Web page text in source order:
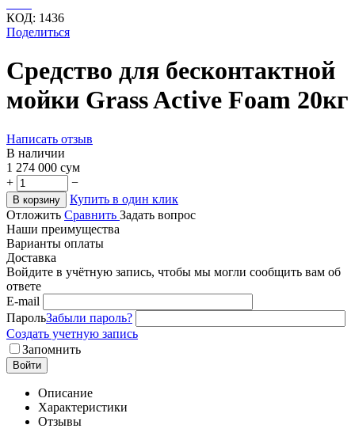
КОД: 1436
Поделиться
Cредство для бесконтактной
мойки Grass Active Foam 20кг
Написать отзыв
В наличии
1 274 000 сум
+
−
В корзину
Купить в один клик
Отложить Сравнить Задать вопрос
Наши преимущества
Варианты оплаты
Доставка
Войдите в учётную запись, чтобы мы могли сообщить вам об
ответе
E-mail
ПарольЗабыли пароль?
Создать учетную запись
Запомнить
Войти
Описание
Характеристики
Отзывы